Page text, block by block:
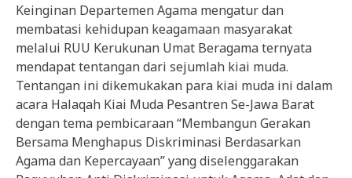
Keinginan Departemen Agama mengatur dan
membatasi kehidupan keagamaan masyarakat
melalui RUU Kerukunan Umat Beragama ternyata
mendapat tentangan dari sejumlah kiai muda.
Tentangan ini dikemukakan para kiai muda ini dalam
acara Halaqah Kiai Muda Pesantren Se-Jawa Barat
dengan tema pembicaraan “Membangun Gerakan
Bersama Menghapus Diskriminasi Berdasarkan
Agama dan Kepercayaan” yang diselenggarakan